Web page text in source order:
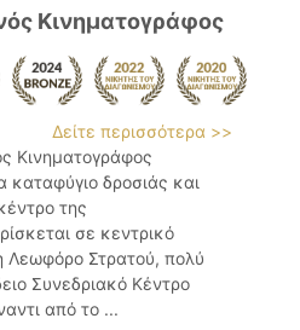
Κινηματογράφος
Δείτε περισσότερα >>
Κινηματογράφος
καταφύγιο δροσιάς και
της
σε κεντρικό
Λεωφόρο Στρατού, πολύ
Συνεδριακό Κέντρο
από το ...